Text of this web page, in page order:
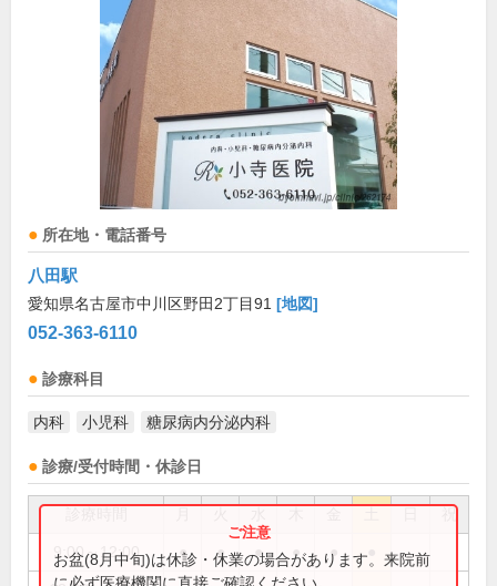
所在地・電話番号
八田駅
愛知県名古屋市中川区野田2丁目91 [地図]
052-363-6110
診療科目
内科 小児科 糖尿病内分泌内科
診療/受付時間・休診日
祝
9:00～12:00 ● ● ● ● ●
お盆(8月中旬)は休診・休業の場合があります。来院前
に必ず医療機関に直接ご確認ください。